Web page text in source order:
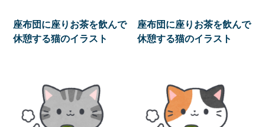
座布団に座りお茶を飲んで
休憩する猫のイラスト
座布団に座りお茶を飲んで
休憩する猫のイラスト